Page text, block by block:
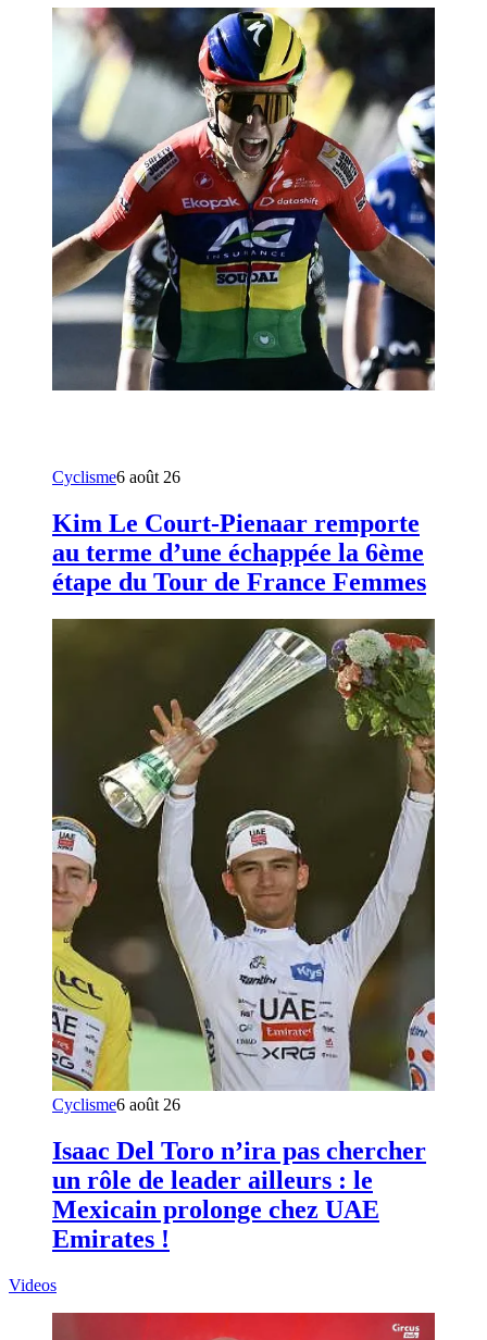
Cyclisme6 août 26
Kim Le Court-Pienaar remporte
au terme d’une échappée la 6ème
étape du Tour de France Femmes
Cyclisme6 août 26
Isaac Del Toro n’ira pas chercher
un rôle de leader ailleurs : le
Mexicain prolonge chez UAE
Emirates !
Videos